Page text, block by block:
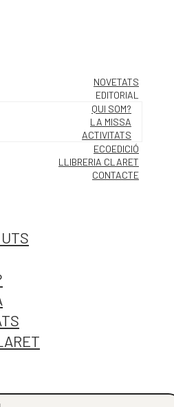
NOVETATS
EDITORIAL
QUI SOM?
LA MISSA
ACTIVITATS
ECOEDICIÓ
LLIBRERIA CLARET
CONTACTE